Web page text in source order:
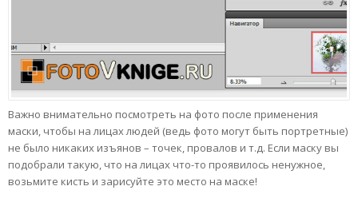
Важно внимательно посмотреть на фото после применения
маски, чтобы на лицах людей (ведь фото могут быть портретные)
не было никаких изъянов – точек, провалов и т.д. Если маску вы
подобрали такую, что на лицах что-то проявилось ненужное,
возьмите кисть и зарисуйте это место на маске!